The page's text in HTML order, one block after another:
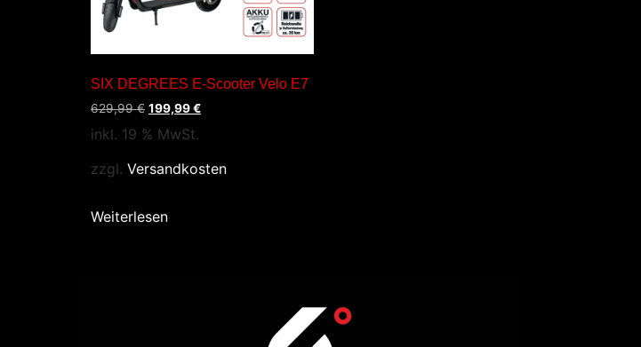
SIX DEGREES E-Scooter Velo E7
629,99€ 199,99€
inkl. 19 % MwSt.
zzgl. Versandkosten
Weiterlesen